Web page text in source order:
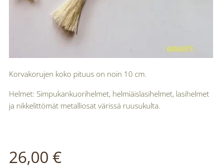
Korvakorujen koko pituus on noin 10 cm.
Helmet: Simpukankuorihelmet, helmiäislasihelmet, lasihelmet
ja nikkelittömät metalliosat värissä ruusukulta.
26,00 €